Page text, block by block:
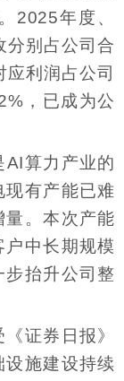
2025年度、
分别占公司合
利润占公司
，已成为公
AI算力产业的
有产能已难
量。本次产能
中长期规模
抬升公司整
证券日报》
施建设持续